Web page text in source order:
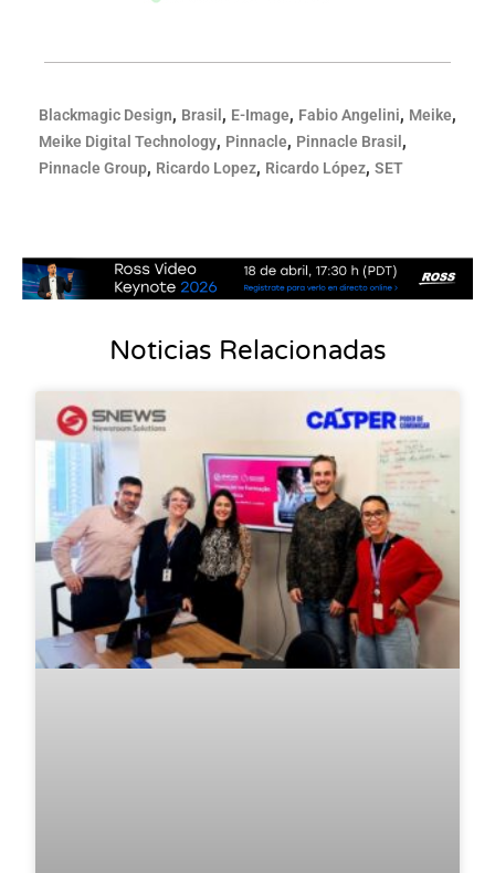
Blackmagic Design, Brasil , E-Image, Fabio Angelini, Meike,
Meike Digital Technology, Pinnacle, Pinnacle Brasil ,
Pinnacle Group, Ricardo Lopez, Ricardo López, SET
Noticias Relacionadas